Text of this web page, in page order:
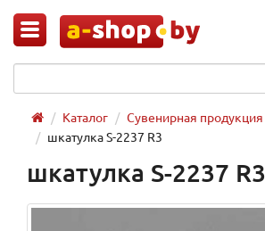
Каталог Сувенирная продукция
шкатулка S-2237 R3
шкатулка S-2237 R3